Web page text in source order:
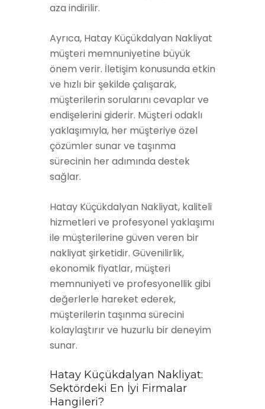
aza indirilir.
Ayrıca, Hatay Küçükdalyan Nakliyat
müşteri memnuniyetine büyük
önem verir. İletişim konusunda etkin
ve hızlı bir şekilde çalışarak,
müşterilerin sorularını cevaplar ve
endişelerini giderir. Müşteri odaklı
yaklaşımıyla, her müşteriye özel
çözümler sunar ve taşınma
sürecinin her adımında destek
sağlar.
Hatay Küçükdalyan Nakliyat, kaliteli
hizmetleri ve profesyonel yaklaşımı
ile müşterilerine güven veren bir
nakliyat şirketidir. Güvenilirlik,
ekonomik fiyatlar, müşteri
memnuniyeti ve profesyonellik gibi
değerlerle hareket ederek,
müşterilerin taşınma sürecini
kolaylaştırır ve huzurlu bir deneyim
sunar.
Hatay Küçükdalyan Nakliyat:
Sektördeki En İyi Firmalar
Hangileri?